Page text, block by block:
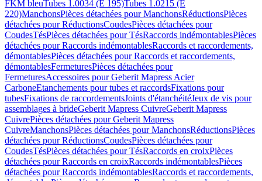
FKM bleuTubes 1.0034 (E 195)Tubes 1.0215 (E
220)ManchonsPièces détachées pour ManchonsRéductionsPièces
détachées pour RéductionsCoudesPièces détachées pour
CoudesTésPièces détachées pour TésRaccords indémontablesPièces
détachées pour Raccords indémontablesRaccords et raccordements,
démontablesPièces détachées pour Raccords et raccordements,
démontablesFermeturesPièces détachées pour
FermeturesAccessoires pour Geberit Mapress Acier
CarboneEtanchements pour tubes et raccordsFixations pour
tubesFixations de raccordementsJoints d'étanchéitéJeux de vis pour
assemblages à brideGeberit Mapress CuivreGeberit Mapress
CuivrePièces détachées pour Geberit Mapress
CuivreManchonsPièces détachées pour ManchonsRéductionsPièces
détachées pour RéductionsCoudesPièces détachées pour
CoudesTésPièces détachées pour TésRaccords en croixPièces
détachées pour Raccords en croixRaccords indémontablesPièces
détachées pour Raccords indémontablesRaccords et raccordements,